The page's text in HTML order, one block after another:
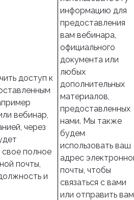
доступ к
вебинар,
через
полное
почты,
и
информацию для
предоставления
вам вебинара,
официального
документа или
любых
дополнительных
материалов,
предоставленных
нами. Мы также
будем
использовать ваш
адрес
почты, чтобы
связаться с вами
или отправить вам